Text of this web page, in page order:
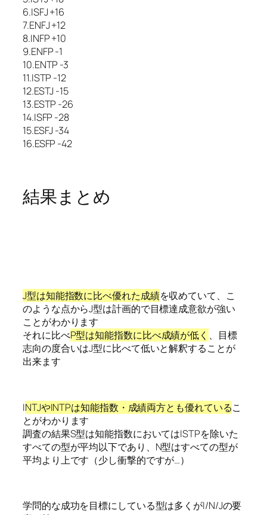
6.ISFJ +16
7.ENFJ +12
8.INFP +10
9.ENFP -1
10.ENTP -3
11.ISTP -12
12.ESTJ -15
13.ESTP -26
14.ISFP -28
15.ESFJ -34
16.ESFP -42
結果まとめ
J型は知能指数に比べ優れた成績を収めていて、こ
のような点からJ型は計画的で目標達成意欲が強い
ことがわかります
それに比べP型は知能指数に比べ成績が低く 、目標
志向の度合いはJ型に比べて低いと解釈することが
出来ます
INTJやINTPは知能指数・成績両方とも優れているこ
とがわかります
調査の結果S型は知能指数においてはISTPを除いた
すべての型が平均以下であり、N型はすべての型が
平均より上です（少し衝撃的ですが…）
学問的な成功を目標にしている型は多くがI/N/Jの要